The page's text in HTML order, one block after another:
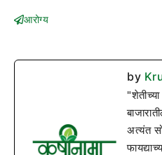
आरोग्य
by
अत्यंत